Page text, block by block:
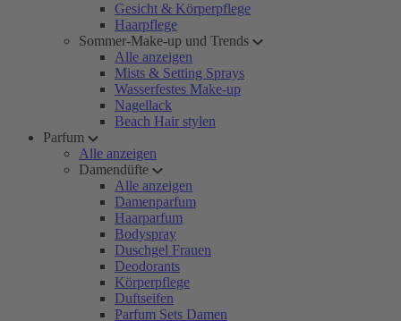
Gesicht & Körperpflege
Haarpflege
Sommer-Make-up und Trends
Alle anzeigen
Mists & Setting Sprays
Wasserfestes Make-up
Nagellack
Beach Hair stylen
Parfum
Alle anzeigen
Damendüfte
Alle anzeigen
Damenparfum
Haarparfum
Bodyspray
Duschgel Frauen
Deodorants
Körperpflege
Duftseifen
Parfum Sets Damen